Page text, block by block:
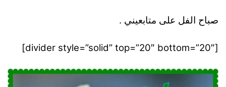
صباح الفل على متابعيني .
[divider style=”solid” top=”20″ bottom=”20″]